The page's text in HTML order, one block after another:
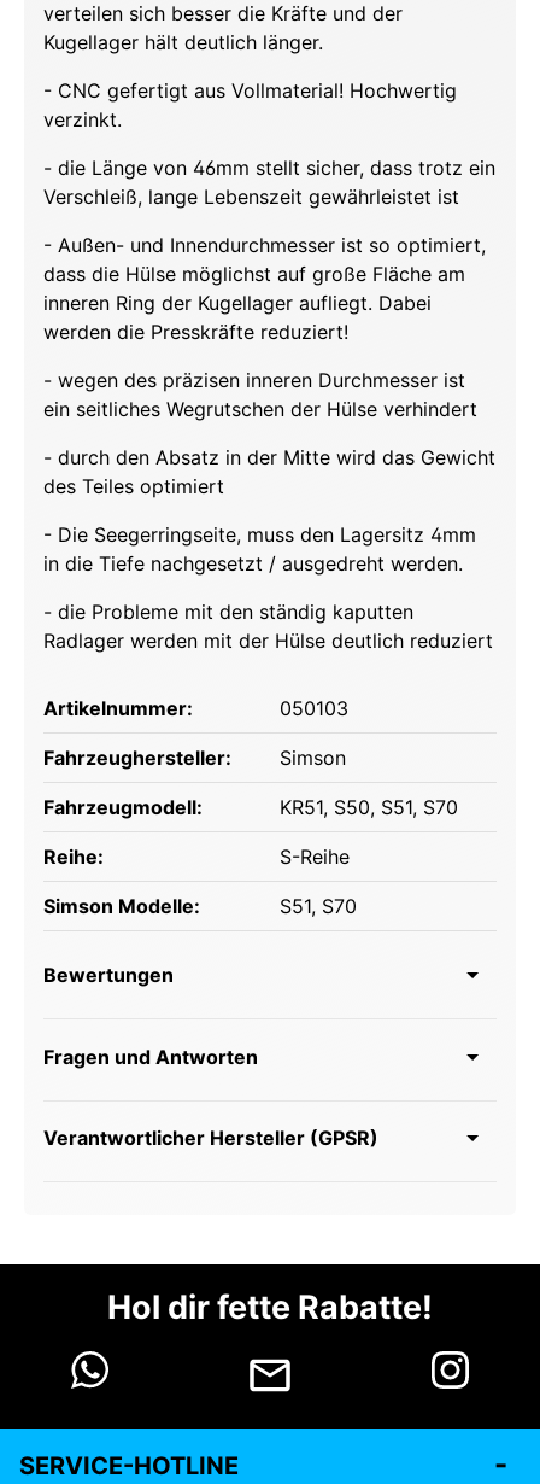
verteilen sich besser die Kräfte und der
Kugellager hält deutlich länger.
- CNC gefertigt aus Vollmaterial! Hochwertig
verzinkt.
- die Länge von 46mm stellt sicher, dass trotz ein
Verschleiß, lange Lebenszeit gewährleistet ist
- Außen- und Innendurchmesser ist so optimiert,
dass die Hülse möglichst auf große Fläche am
inneren Ring der Kugellager aufliegt. Dabei
werden die Presskräfte reduziert!
- wegen des präzisen inneren Durchmesser ist
ein seitliches Wegrutschen der Hülse verhindert
- durch den Absatz in der Mitte wird das Gewicht
des Teiles optimiert
- Die Seegerringseite, muss den Lagersitz 4mm
in die Tiefe nachgesetzt / ausgedreht werden.
- die Probleme mit den ständig kaputten
Radlager werden mit der Hülse deutlich reduziert
Artikelnummer: 050103
Fahrzeughersteller: Simson
Fahrzeugmodell: KR51, S50, S51, S70
Reihe: S-Reihe
Simson Modelle: S51, S70
Bewertungen
Fragen und Antworten
Verantwortlicher Hersteller (GPSR)
Hol dir fette Rabatte!
SERVICE-HOTLINE